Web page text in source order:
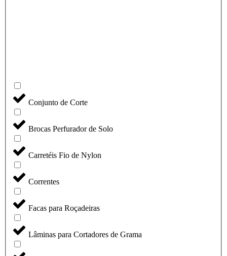
Conjunto de Corte
Brocas Perfurador de Solo
Carretéis Fio de Nylon
Correntes
Facas para Roçadeiras
Lâminas para Cortadores de Grama